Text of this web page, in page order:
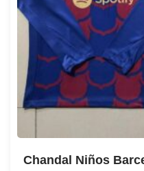
Chandal Niños